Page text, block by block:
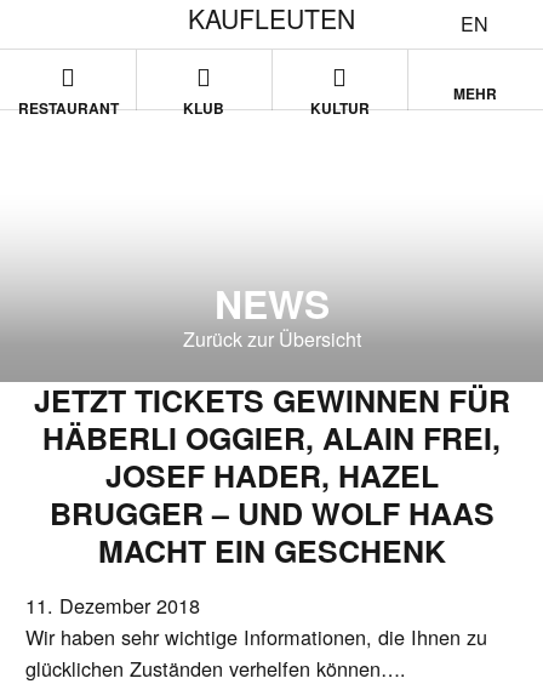
EN
KAUFLEUTEN
RESTAURANT KLUB KULTUR
MEHR
NEWS
Zurück zur Übersicht
JETZT TICKETS GEWINNEN FÜR
HÄBERLI OGGIER, ALAIN FREI,
JOSEF HADER, HAZEL
BRUGGER – UND WOLF HAAS
MACHT EIN GESCHENK
11. Dezember 2018
Wir haben sehr wichtige Informationen, die Ihnen zu
glücklichen Zuständen verhelfen können….